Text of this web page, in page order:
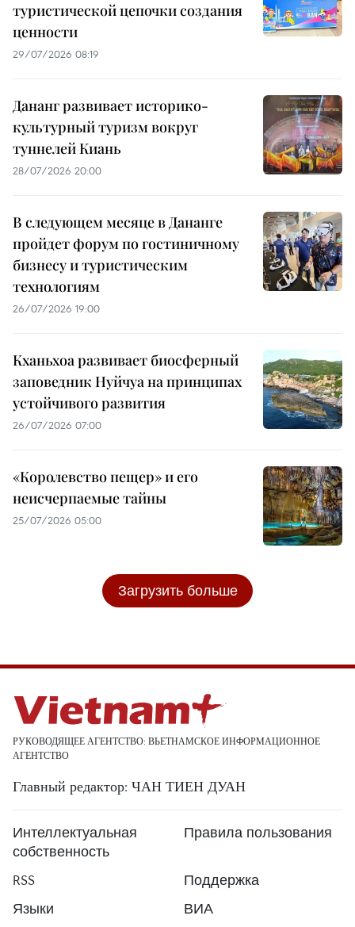
туристической цепочки создания
ценности
29/07/2026 08:19
Дананг развивает историко-
культурный туризм вокруг
туннелей Киань
28/07/2026 20:00
В следующем месяце в Дананге
пройдет форум по гостиничному
бизнесу и туристическим
технологиям
26/07/2026 19:00
Кханьхоа развивает биосферный
заповедник Нуйчуа на принципах
устойчивого развития
26/07/2026 07:00
«Королевство пещер» и его
неисчерпаемые тайны
25/07/2026 05:00
Загрузить больше
РУКОВОДЯЩЕЕ АГЕНТСТВО: ВЬЕТНАМСКОЕ ИНФОРМАЦИОННОЕ
АГЕНТСТВО
Главный редактор: ЧАН ТИЕН ДУАН
Интеллектуальная
собственность
Правила пользования
RSS
Поддержка
Языки
ВИА